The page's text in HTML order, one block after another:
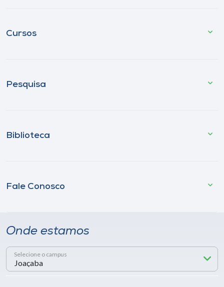
Cursos
Pesquisa
Biblioteca
Fale Conosco
Onde estamos
Selecione o campus